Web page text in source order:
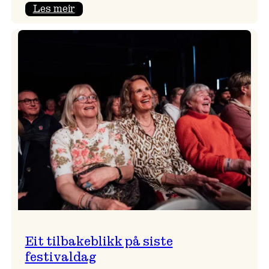
Les meir:
Eit tilbakeblikk på siste
festivaldag